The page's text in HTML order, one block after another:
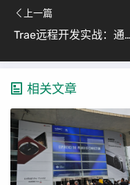
上一篇
Trae远程开发实战：通过SSH连接Ubuntu Server进行云端编码（小白也能轻松上手的详细教程）
相关文章